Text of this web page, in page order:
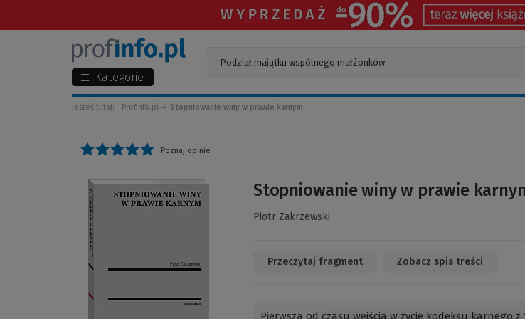
Kategorie
Jesteś tutaj: Profinfo.pl Stopniowanie winy w prawie karnym
Poznaj opinie
(Link
Stopniowanie winy w prawie
Piotr Zakrzewski
Przeczytaj fragment Zobacz spis treści
Pierwsza od czasu wejścia w życie kodeksu karnego z